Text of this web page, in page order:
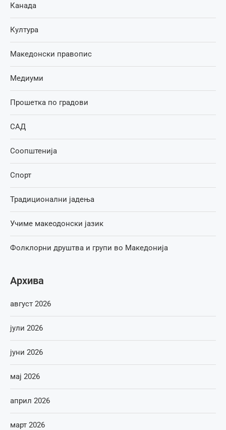
Канада
Култура
Македонски правопис
Медиуми
Прошетка по градови
САД
Соопштенија
Спорт
Традиционални јадења
Учиме макеодонски јазик
Фолклорни друштва и групи во Македонија
Архива
август 2026
јули 2026
јуни 2026
мај 2026
април 2026
март 2026